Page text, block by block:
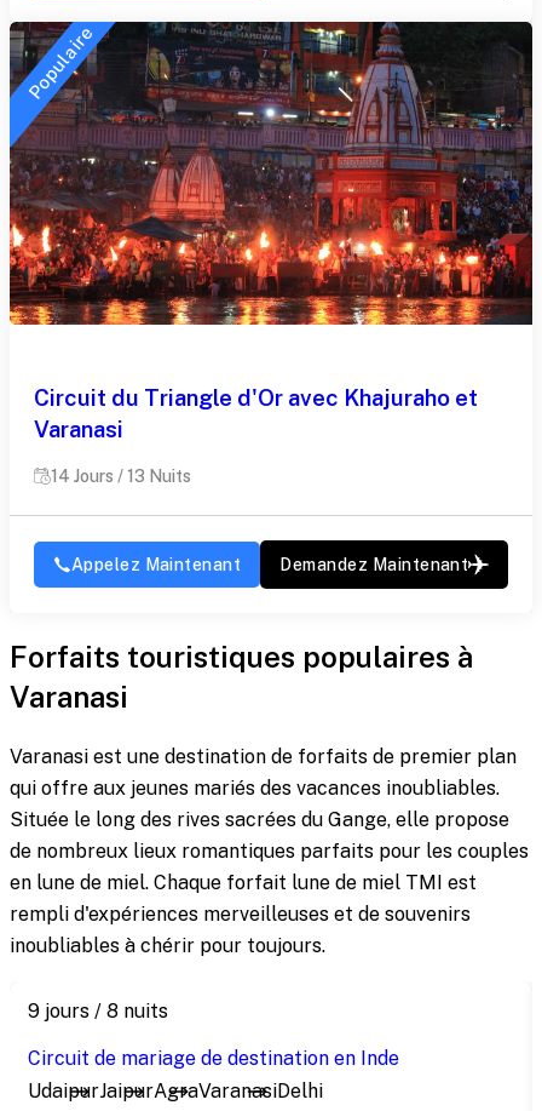
Populaire
Circuit du Triangle d'Or avec Khajuraho et
Varanasi
14 Jours / 13 Nuits
Appelez Maintenant Demandez Maintenant
Forfaits touristiques populaires à
Varanasi
Varanasi est une destination de forfaits de premier plan
qui offre aux jeunes mariés des vacances inoubliables.
Située le long des rives sacrées du Gange, elle propose
de nombreux lieux romantiques parfaits pour les couples
en lune de miel. Chaque forfait lune de miel TMI est
rempli d'expériences merveilleuses et de souvenirs
inoubliables à chérir pour toujours.
9 jours / 8 nuits
Circuit de mariage de destination en Inde
UdaipurJaipurAgraVaranasiDelhi